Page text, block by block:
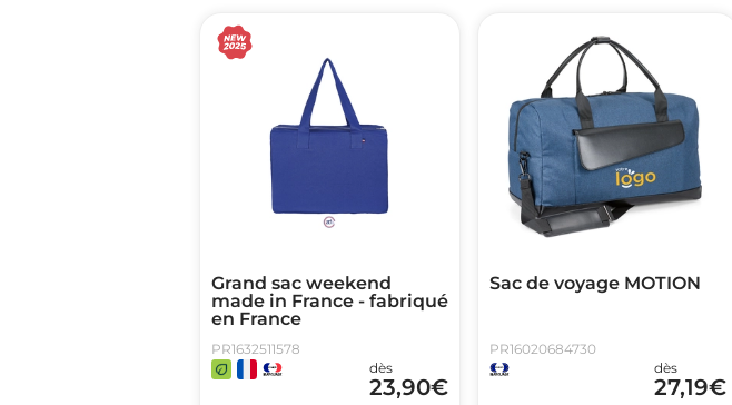
Grand sac weekend
made in France - fabriqué
en France
PR1632511578
dès
23,90€
Sac de voyage MOTION
PR16020684730
dès
27,19€